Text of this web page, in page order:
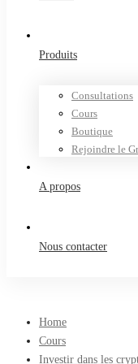
Produits
Consultations
Cours
Boutique
Rejoindre le
A propos
Nous contacter
Home
Cours
Investir dans les